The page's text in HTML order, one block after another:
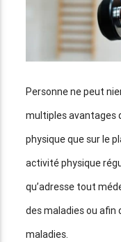
Personne ne peut
multiples avantages
physique que sur le
activité physique
qu’adresse tout
des maladies ou afin
maladies.